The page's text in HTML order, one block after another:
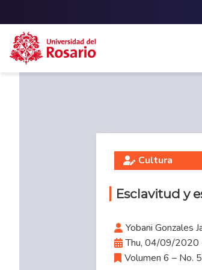
Cultura
Esclavitud y
Yobani Gonzales
Thu, 04/09/2020
Volumen 6 – No.